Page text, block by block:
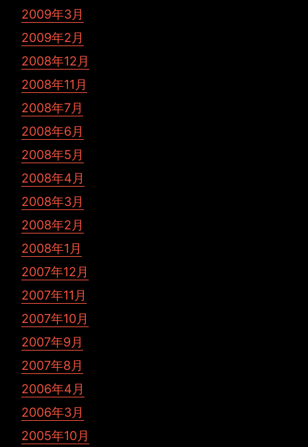
2009年3月
2009年2月
2008年12月
2008年11月
2008年7月
2008年6月
2008年5月
2008年4月
2008年3月
2008年2月
2008年1月
2007年12月
2007年11月
2007年10月
2007年9月
2007年8月
2006年4月
2006年3月
2005年10月